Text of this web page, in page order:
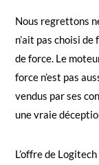
Nous regrettons
n’ait pas choisi
de force. Le
force n’est pas
vendus par ses
une vraie
L’offre de